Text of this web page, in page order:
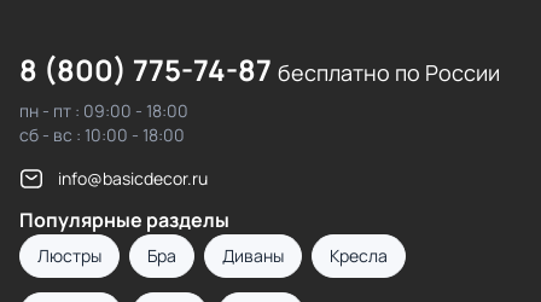
8 (800) 775-74-87 бесплатно по России
пн - пт : 09:00 - 18:00
сб - вс : 10:00 - 18:00
info@basicdecor.ru
Популярные разделы
Люстры Бра Диваны Кресла